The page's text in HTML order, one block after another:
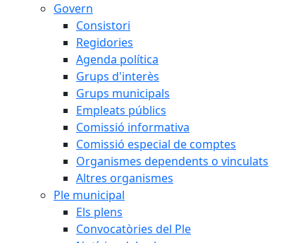
Govern
Consistori
Regidories
Agenda política
Grups d'interès
Grups municipals
Empleats públics
Comissió informativa
Comissió especial de comptes
Organismes dependents o vinculats
Altres organismes
Ple municipal
Els plens
Convocatòries del Ple